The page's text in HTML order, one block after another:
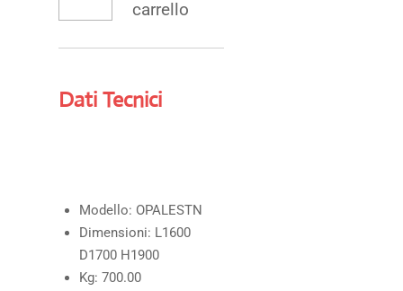
carrello
Dati Tecnici
Modello: OPALESTN
Dimensioni: L1600
D1700 H1900
Kg: 700.00